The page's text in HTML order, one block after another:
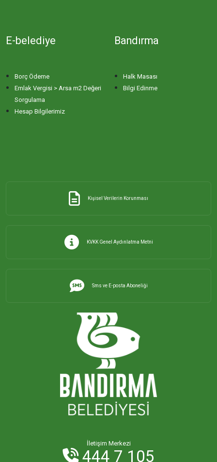
KİRAZLI MAHALLESİ
KUŞCENNETİ MAHALLESİ
MAHBUBELER MAHALLESİ
ÖMERLİ MAHALLESİ
PAŞABAYIR MAHALLESİ
PAŞAKENT MAHALLESİ
PAŞAKONAK MAHALLESİ
PAŞAMESCİT MAHALLESİ
ŞİRİNÇAVUŞ MAHALLESİ
E-belediye
Borç Ödeme
Emlak Vergisi > Arsa m2 Değeri
Sorgulama
Hesap Bilgilerimiz
Bandırma
Halk Masası
Bilgi Edinme
Kişisel Verilerin Korunması
KVKK Genel Aydınlatma Metni
Sms ve E-posta Aboneliği
İletişim Merkezi
444 7 105